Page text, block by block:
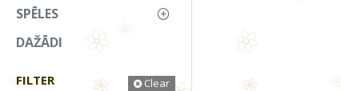
SPĒLES
DAŽĀDI
FILTER Clear